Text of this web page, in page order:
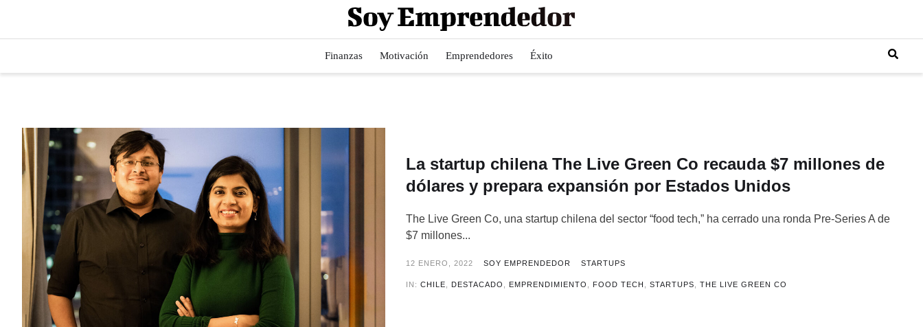
Finanzas Motivación Emprendedores Éxito
La startup chilena The Live Green Co recauda $7 millones de
dólares y prepara expansión por Estados Unidos
The Live Green Co, una startup chilena del sector “food tech,” ha cerrado una ronda Pre-Series A de
$7 millones...
12 ENERO, 2022 SOY EMPRENDEDOR STARTUPS
IN:CHILE DESTACADO EMPRENDIMIENTO FOOD TECH ,STARTUPS ,THE LIVE GREEN CO